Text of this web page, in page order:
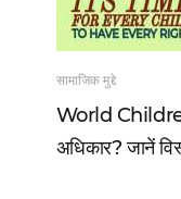
सामाजिक मुद्दे
World
अधिकार? जानें